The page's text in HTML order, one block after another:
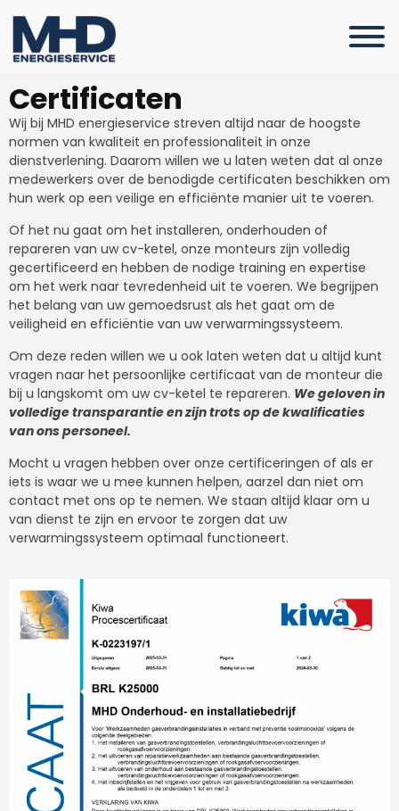
Certificaten
Wij bij MHD energieservice streven altijd naar de hoogste
normen van kwaliteit en professionaliteit in onze
dienstverlening. Daarom willen we u laten weten dat al onze
medewerkers over de benodigde certificaten beschikken om
hun werk op een veilige en efficiënte manier uit te voeren.
Of het nu gaat om het installeren, onderhouden of
repareren van uw cv-ketel, onze monteurs zijn volledig
gecertificeerd en hebben de nodige training en expertise
om het werk naar tevredenheid uit te voeren. We begrijpen
het belang van uw gemoedsrust als het gaat om de
veiligheid en efficiëntie van uw verwarmingssysteem.
Om deze reden willen we u ook laten weten dat u altijd kunt
vragen naar het persoonlijke certificaat van de monteur die
bij u langskomt om uw cv-ketel te repareren. We geloven in
volledige transparantie en zijn trots op de kwalificaties
van ons personeel.
Mocht u vragen hebben over onze certificeringen of als er
iets is waar we u mee kunnen helpen, aarzel dan niet om
contact met ons op te nemen. We staan altijd klaar om u
van dienst te zijn en ervoor te zorgen dat uw
verwarmingssysteem optimaal functioneert.